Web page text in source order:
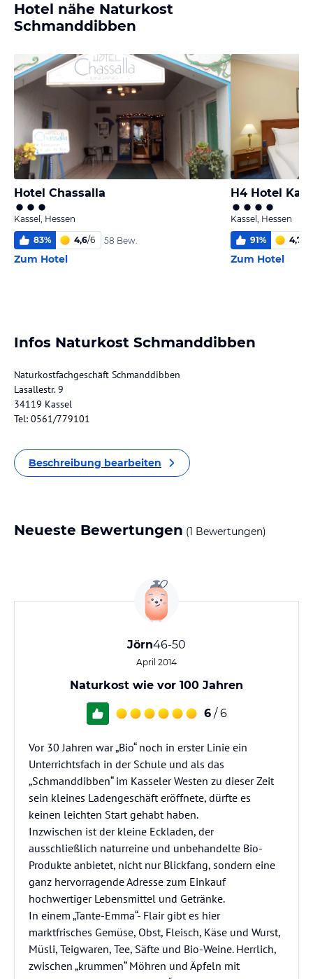
Hotel nähe Naturkost
Schmanddibben
Hotel Chassalla
Kassel, Hessen
83% 4,6/6 58 Bew.
Zum Hotel
H4 Hotel
Kassel, Hessen
91% 4,7
Zum Hotel
Infos Naturkost Schmanddibben
Naturkostfachgeschäft Schmanddibben
Lasallestr. 9
34119 Kassel
Tel: 0561/779101
Beschreibung bearbeiten
Neueste Bewertungen (1 Bewertungen)
Jörn46-50
April 2014
Naturkost wie vor 100 Jahren
6 / 6
Vor 30 Jahren war „Bio“ noch in erster Linie ein
Unterrichtsfach in der Schule und als das
„Schmanddibben“ im Kasseler Westen zu dieser Zeit
sein kleines Ladengeschäft eröffnete, dürfte es
keinen leichten Start gehabt haben.
Inzwischen ist der kleine Eckladen, der
ausschließlich naturreine und unbehandelte Bio-
Produkte anbietet, nicht nur Blickfang, sondern eine
ganz hervorragende Adresse zum Einkauf
hochwertiger Lebensmittel und Getränke.
In einem „Tante-Emma“- Flair gibt es hier
marktfrisches Gemüse, Obst, Fleisch, Käse und Wurst,
Müsli, Teigwaren, Tee, Säfte und Bio-Weine. Herrlich,
zwischen „krummen“ Möhren und Äpfeln mit